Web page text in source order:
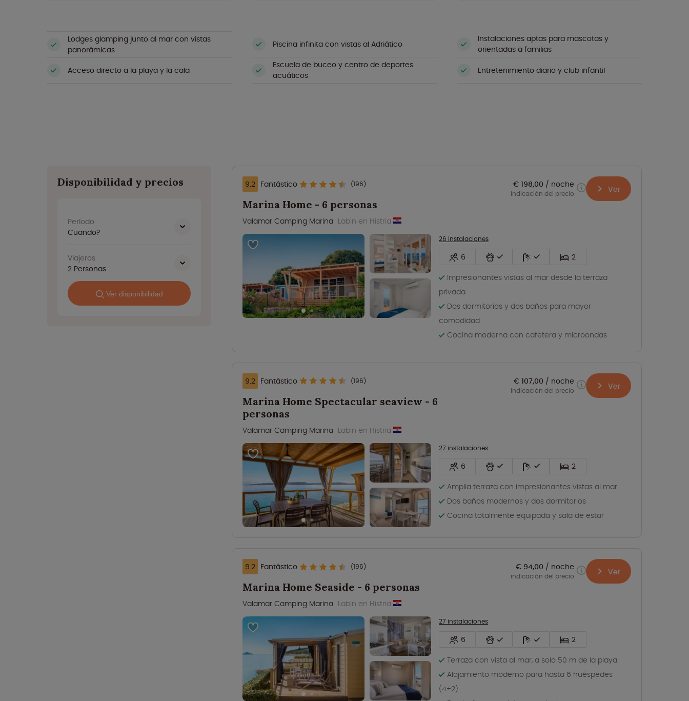
Lodges glamping junto al mar con vistas
panorámicas
Piscina infinita con vistas al Adriático
Instalaciones aptas para mascotas y
orientadas a familias
Acceso directo a la playa y la cala
Escuela de buceo y centro de deportes
acuáticos
Entretenimiento diario y club infantil
Disponibilidad y precios
Período
Cuando?
Viajeros
2 Personas
Ver disponibilidad
9.2 Fantástico (196)
Marina Home - 6 personas
Valamar Camping Marina Labin en Histria
26 instalaciones
6
2
Impresionantes vistas al mar desde la terraza
privada
Dos dormitorios y dos baños para mayor
comodidad
Cocina moderna con cafetera y microondas
€ 198,00 noche
indicación del precio Ver
9.2 Fantástico (196)
Marina Home Spectacular seaview - 6
personas
Valamar Camping Marina Labin en Histria
27 instalaciones
6
2
Amplia terraza con impresionantes vistas al mar
Dos baños modernos y dos dormitorios
Cocina totalmente equipada y sala de estar
€ 107,00 noche
indicación del precio Ver
9.2 Fantástico (196)
Marina Home Seaside - 6 personas
Valamar Camping Marina Labin en Histria
27 instalaciones
6
2
Terraza con vista al mar, a solo 50 m de la playa
Alojamiento moderno para hasta 6 huéspedes
(4+2)
€ 94,00 noche
indicación del precio Ver